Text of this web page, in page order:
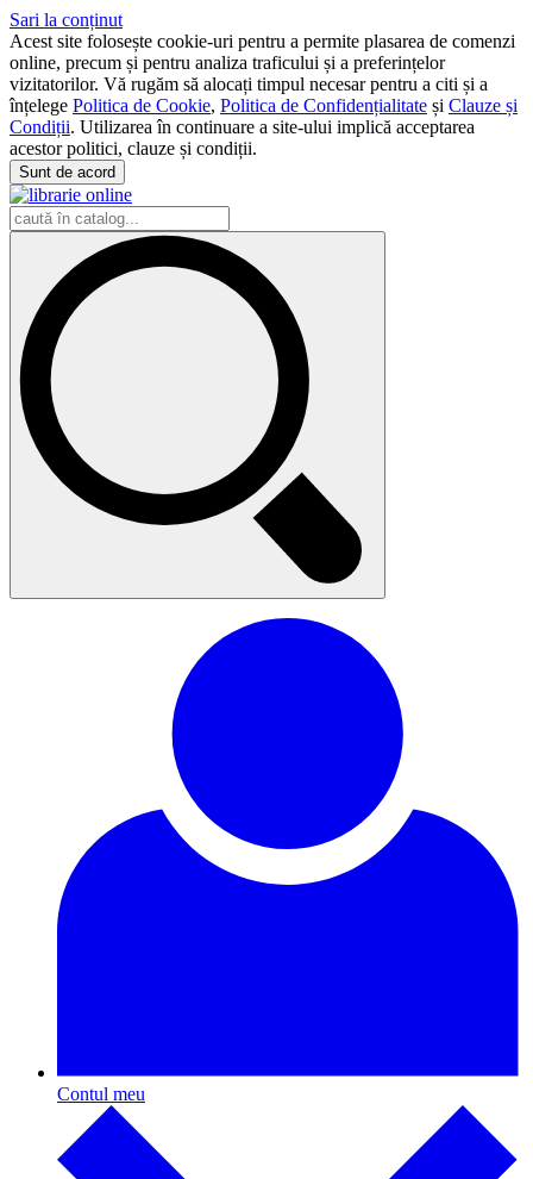
Sari la conținut
Acest site folosește cookie-uri pentru a permite plasarea de comenzi
online, precum și pentru analiza traficului și a preferințelor
vizitatorilor. Vă rugăm să alocați timpul necesar pentru a citi și a
înțelege Politica de Cookie, Politica de Confidențialitate și Clauze și
Condiții. Utilizarea în continuare a site-ului implică acceptarea
acestor politici, clauze și condiții.
Sunt de acord
Contul meu